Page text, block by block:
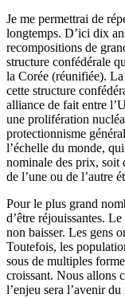
Je me permettrai de
longtemps. D’ici dix
recompositions de
structure confédérale
la Corée (réunifiée).
cette structure
alliance de fait entre
une prolifération
protectionnisme
l’échelle du monde,
nominale des prix, soit
de l’une ou de l’autre
Pour le plus grand
d’être réjouissantes.
non baisser. Les gens
Toutefois, les
sous de multiples
croissant. Nous allons
l’enjeu sera l’avenir du